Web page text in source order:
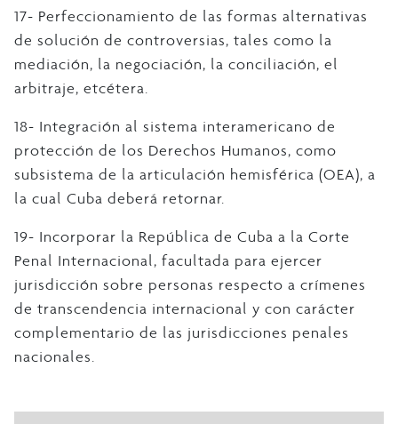
17- Perfeccionamiento de las formas alternativas
de solución de controversias, tales como la
mediación, la negociación, la conciliación, el
arbitraje, etcétera.
18- Integración al sistema interamericano de
protección de los Derechos Humanos, como
subsistema de la articulación hemisférica (OEA), a
la cual Cuba deberá retornar.
19- Incorporar la República de Cuba a la Corte
Penal Internacional, facultada para ejercer
jurisdicción sobre personas respecto a crímenes
de transcendencia internacional y con carácter
complementario de las jurisdicciones penales
nacionales.